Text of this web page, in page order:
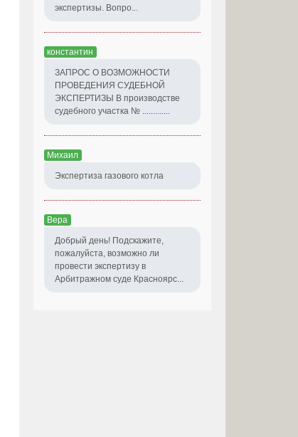
экспертизы. Вопро...
константин
ЗАПРОС О ВОЗМОЖНОСТИ
ПРОВЕДЕНИЯ СУДЕБНОЙ
ЭКСПЕРТИЗЫ В производстве
судебного участка № .............
Михаил
Экспертиза газового котла
Вера
Добрый день! Подскажите,
пожалуйста, возможно ли
провести экспертизу в
Арбитражном суде Красноярс...